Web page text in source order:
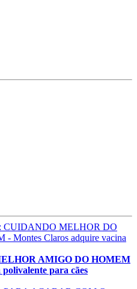
AMIGO DO HOMEM
para cães